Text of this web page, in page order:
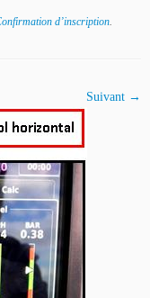
d’inscription.
Suivant →